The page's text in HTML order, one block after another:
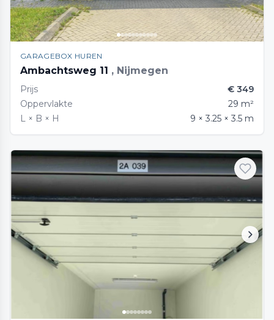
GARAGEBOX HUREN
Ambachtsweg 11 , Nijmegen
Prijs
€ 349
Oppervlakte
29 m²
L × B × H
9 × 3.25 × 3.5 m